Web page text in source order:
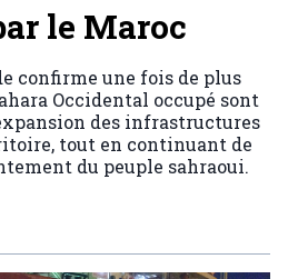
le Maroc
confirme une fois de plus
Occidental occupé sont
des infrastructures
tout en continuant de
du peuple sahraoui.